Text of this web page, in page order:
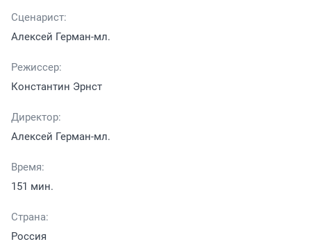
Сценарист:
Алексей Герман-мл.
Режиссер:
Константин Эрнст
Директор:
Алексей Герман-мл.
Время:
151 мин.
Страна:
Россия